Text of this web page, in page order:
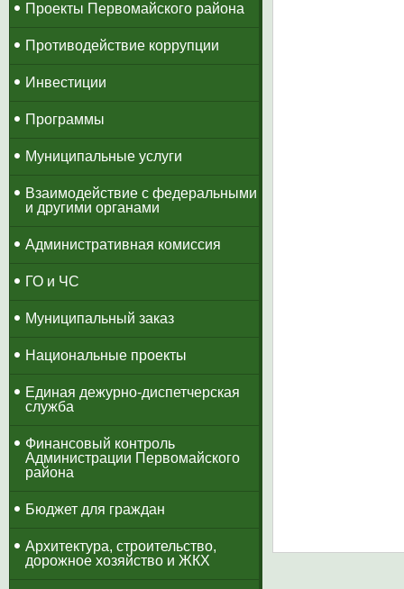
Проекты Первомайского района
Противодействие коррупции
Инвестиции
Программы
Муниципальные услуги
Взаимодействие с федеральными
и другими органами
Административная комиссия
ГО и ЧС
Муниципальный заказ
Национальные проекты
​Единая дежурно-диспетчерская
служба
​Финансовый контроль
Администрации Первомайского
района
Бюджет для граждан
Архитектура, строительство,
дорожное хозяйство и ЖКХ